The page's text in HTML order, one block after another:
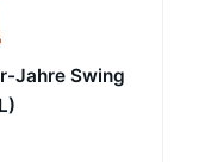
Jahre Swing